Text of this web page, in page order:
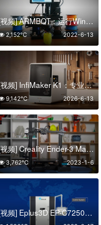
[视频] ARMBOT：运行Windows的经济实惠的机械臂 3D打印机
2022-6-13
2,152℃
[视频] InfiMaker K1：专业级桌面五轴数控机床
2026-6-13
9,142℃
[视频] Creality Ender-3 Max 3D打印机 超值之选 大有不同
2023-1-6
3,762℃
[视频] Eplus3D EP-C7250砂蜡型3D打印机